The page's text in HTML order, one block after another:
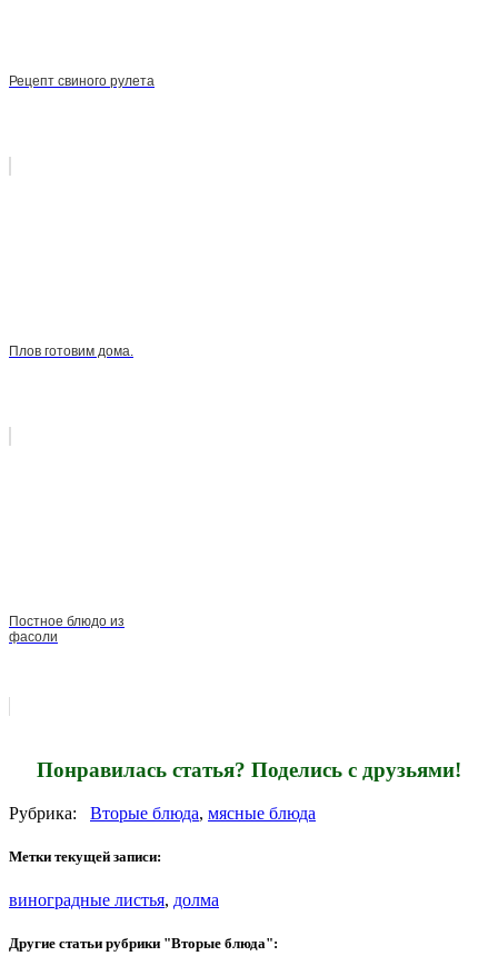
Рецепт свиного рулета
Плов готовим дома.
Постное блюдо из
фасоли
Понравилась статья? Поделись с друзьями!
Рубрика: Вторые блюда, мясные блюда
Метки текущей записи:
виноградные листья, долма
Другие статьи рубрики "Вторые блюда":